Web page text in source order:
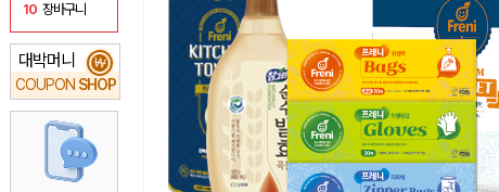
10 장바구니
대박머니
COUPON SHOP
₩